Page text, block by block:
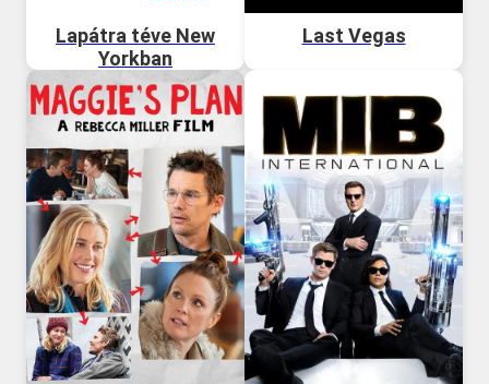
Lapátra téve New
Yorkban
Last Vegas